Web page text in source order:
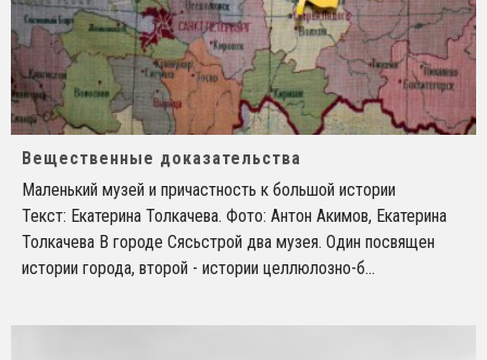
Вещественные доказательства
Маленький музей и причастность к большой истории
Текст: Екатерина Толкачева. Фото: Антон Акимов, Екатерина
Толкачева В городе Сясьстрой два музея. Один посвящен
истории города, второй - истории целлюлозно-б...